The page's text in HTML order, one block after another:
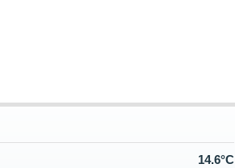
14.6°C